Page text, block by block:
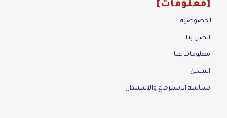
معلومات
الخصوصية
اتصل بنا
معلومات عنا
الشحن
سياسة الاسترجاع والاستبدال